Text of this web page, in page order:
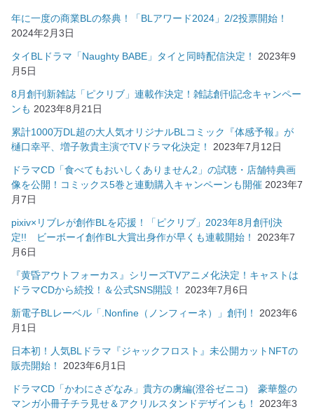
年に一度の商業BLの祭典！「BLアワード2024」2/2投票開始！
2024年2月3日
タイBLドラマ「Naughty BABE」タイと同時配信決定！
2023年9
月5日
8月創刊新雑誌「ピクリブ」連載作決定！雑誌創刊記念キャンペー
ンも 2023年8月21日
累計1000万DL超の大人気オリジナルBLコミック『体感予報』が
樋口幸平、増子敦貴主演でTVドラマ化決定！
2023年7月12日
ドラマCD「食べてもおいしくありません2」の試聴・店舗特典画
像を公開！コミックス5巻と連動購入キャンペーンも開催 2023年7
月7日
pixiv×リブレが創作BLを応援！「ピクリブ」2023年8月創刊決
定!! ビーボーイ創作BL大賞出身作が早くも連載開始！
2023年7
月6日
『黄昏アウトフォーカス』シリーズTVアニメ化決定！キャストは
ドラマCDから続投！＆公式SNS開設！
2023年7月6日
新電子BLレーベル「.Nonfine（ノンフィーネ）」創刊！
2023年6
月1日
日本初！人気BLドラマ『ジャックフロスト』未公開カットNFTの
販売開始！
2023年6月1日
ドラマCD「かわにさざなみ」貴方の虜編(澄谷ゼニコ) 豪華盤の
マンガ小冊子チラ見せ＆アクリルスタンドデザインも！
2023年3